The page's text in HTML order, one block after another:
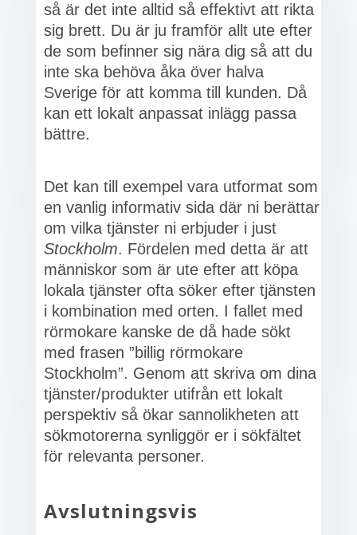
så är det inte alltid så effektivt att rikta
sig brett. Du är ju framför allt ute efter
de som befinner sig nära dig så att du
inte ska behöva åka över halva
Sverige för att komma till kunden. Då
kan ett lokalt anpassat inlägg passa
bättre.
Det kan till exempel vara utformat som
en vanlig informativ sida där ni berättar
om vilka tjänster ni erbjuder i just
Stockholm. Fördelen med detta är att
människor som är ute efter att köpa
lokala tjänster ofta söker efter tjänsten
i kombination med orten. I fallet med
rörmokare kanske de då hade sökt
med frasen ”billig rörmokare
Stockholm”. Genom att skriva om dina
tjänster/produkter utifrån ett lokalt
perspektiv så ökar sannolikheten att
sökmotorerna synliggör er i sökfältet
för relevanta personer.
Avslutningsvis